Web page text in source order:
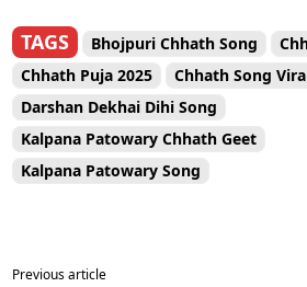
TAGS Bhojpuri Chhath Song
Chhath Puja 2025
Chhath Song
Darshan Dekhai Dihi Song
Kalpana Patowary Chhath Geet
Kalpana Patowary Song
Previous article